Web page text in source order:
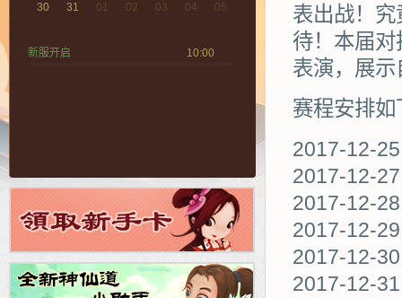
30
31 01 02 03 04 05
新服开启 10:00
表出战！
待！本届
表演，展
赛程安排如
2017-12-
2017-12-
2017-12-
2017-12-
2017-12-
2017-12-